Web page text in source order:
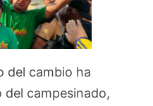
del cambio ha
campesinado,